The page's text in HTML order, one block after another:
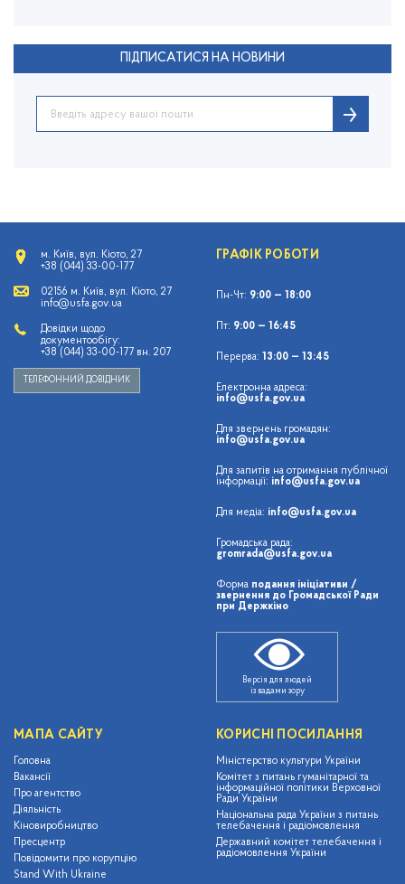
ПІДПИСАТИСЯ НА НОВИНИ
м. Київ, вул. Кіото, 27
+38 (044) 33-00-177
02156 м. Київ, вул. Кіото, 27
info@usfa.gov.ua
Довідки щодо
документообігу:
+38 (044) 33-00-177 вн. 207
ТЕЛЕФОННИЙ ДОВІДНИК
ГРАФІК РОБОТИ
Пн-Чт: 9:00 — 18:00
Пт: 9:00 — 16:45
Перерва: 13:00 — 13:45
Електронна адреса:
info@usfa.gov.ua
Для звернень громадян:
info@usfa.gov.ua
Для запитів на отримання публічної
інформації: info@usfa.gov.ua
Для медіа: info@usfa.gov.ua
Громадська рада:
gromrada@usfa.gov.ua
Форма подання ініціативи /
звернення до Громадської Ради
при Держкіно
Версія для людей
із вадами зору
МАПА САЙТУ
Головна
Вакансії
Про агентство
Діяльність
Кіновиробництво
Пресцентр
Повідомити про корупцію
Stand With Ukraine
КОРИСНІ ПОСИЛАННЯ
Міністерство культури України
Комітет з питань гуманітарної та
інформаційної політики Верховної
Ради України
Національна рада України з питань
телебачення і радіомовлення
Державний комітет телебачення і
радіомовлення України